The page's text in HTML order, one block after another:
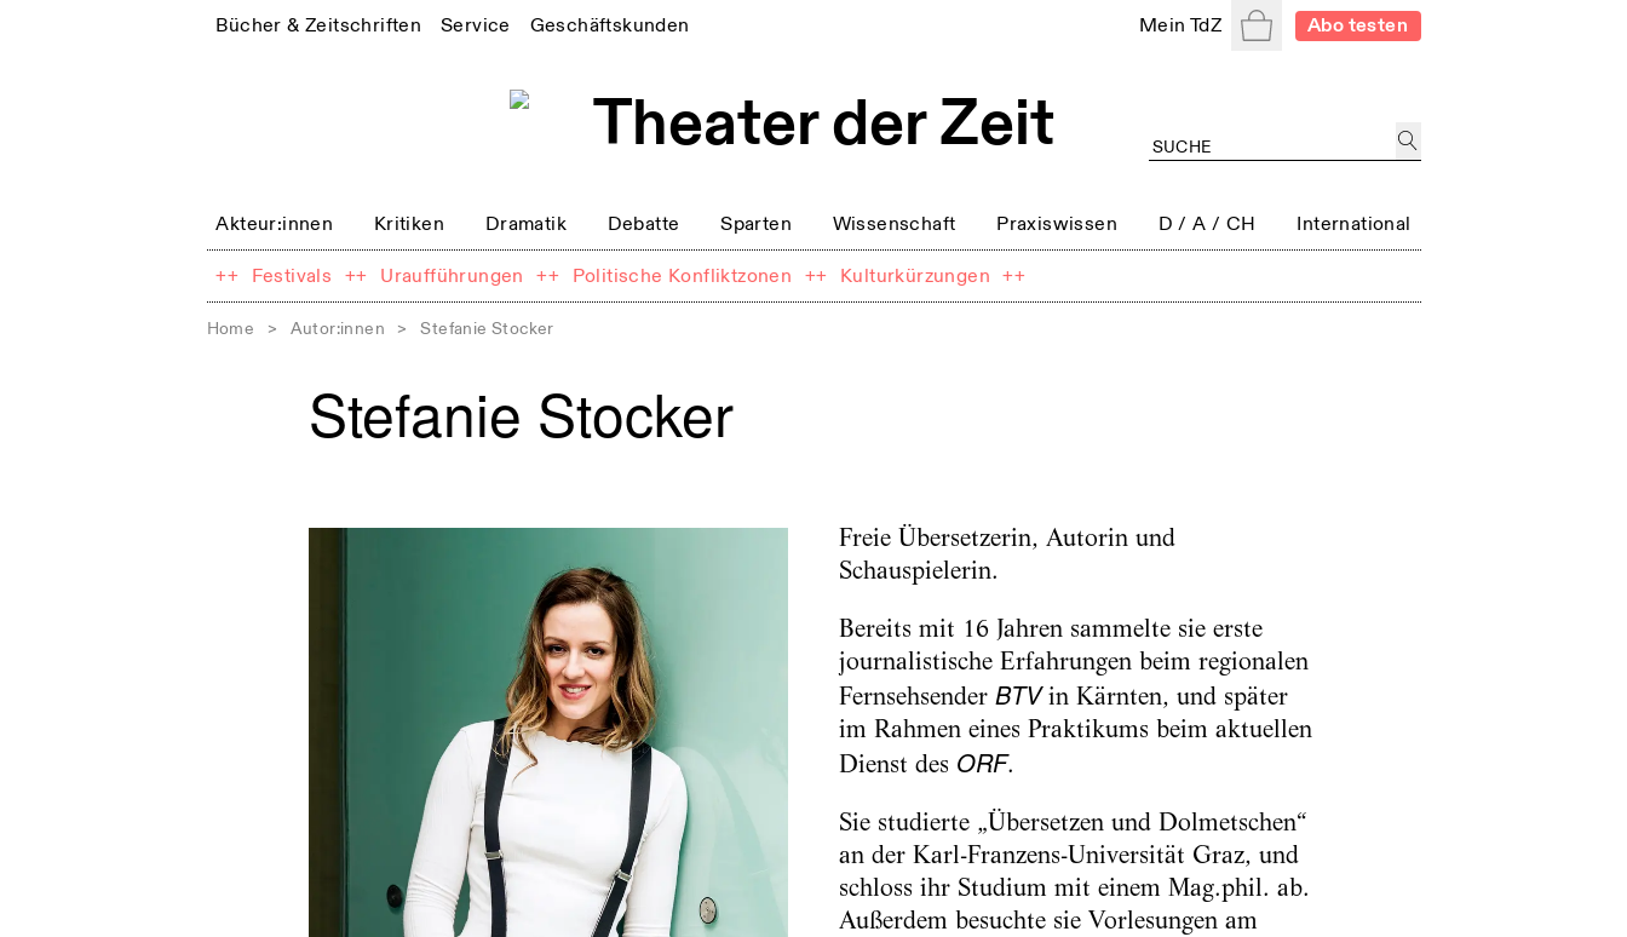
Bücher & Zeitschriften Service Geschäftskunden Mein TdZ WarenkorbAbo testen
Akteur:innen Kritiken Dramatik Debatte Sparten Wissenschaft Praxiswissen D / A / CH International
++ Festivals ++ Uraufführungen ++ Politische Konfliktzonen ++ Kulturkürzungen ++
Home > Autor:innen > Stefanie Stocker
Stefanie Stocker
Freie Übersetzerin, Autorin und
Schauspielerin.
Bereits mit 16 Jahren sammelte sie erste
journalistische Erfahrungen beim regionalen
Fernsehsender BTVin Kärnten, und später
im Rahmen eines Praktikums beim aktuellen
Dienst des ORF.
Sie studierte „Übersetzen und Dolmetschen“
an der Karl-Franzens-Universität Graz, und
schloss ihr Studium mit einem Mag.phil. ab.
Außerdem besuchte sie Vorlesungen am